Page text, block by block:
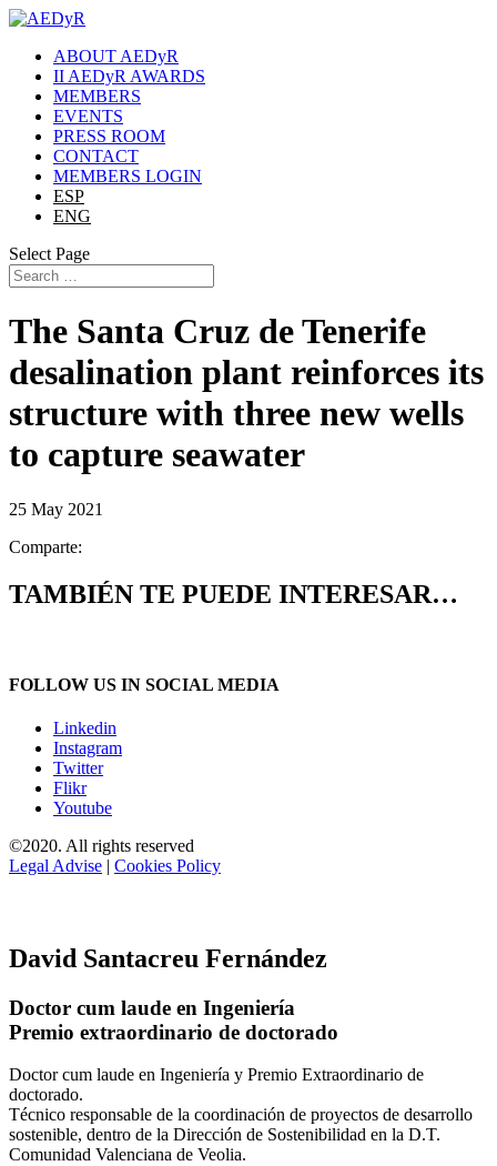
ABOUT AEDyR
II AEDyR AWARDS
MEMBERS
EVENTS
PRESS ROOM
CONTACT
MEMBERS LOGIN
ESP
ENG
Select Page
The Santa Cruz de Tenerife
desalination plant reinforces its
structure with three new wells
to capture seawater
25 May 2021
Comparte:
TAMBIÉN TE PUEDE INTERESAR…
FOLLOW US IN SOCIAL MEDIA
Linkedin
Instagram
Twitter
Flikr
Youtube
©2020. All rights reserved
Legal Advise | Cookies Policy
David Santacreu Fernández
Doctor cum laude en Ingeniería
Premio extraordinario de doctorado
Doctor cum laude en Ingeniería y Premio Extraordinario de
doctorado.
Técnico responsable de la coordinación de proyectos de desarrollo
sostenible, dentro de la Dirección de Sostenibilidad en la D.T.
Comunidad Valenciana de Veolia.